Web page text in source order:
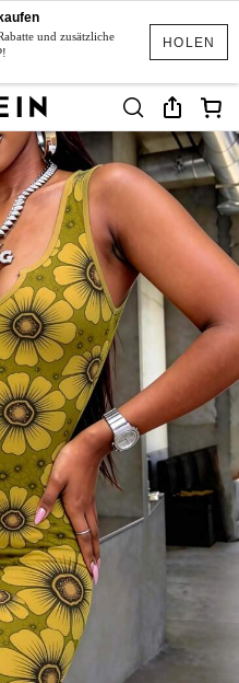
HOLEN
und zusätzliche